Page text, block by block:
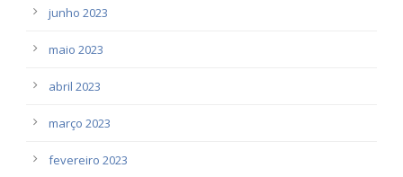
junho 2023
maio 2023
abril 2023
março 2023
fevereiro 2023